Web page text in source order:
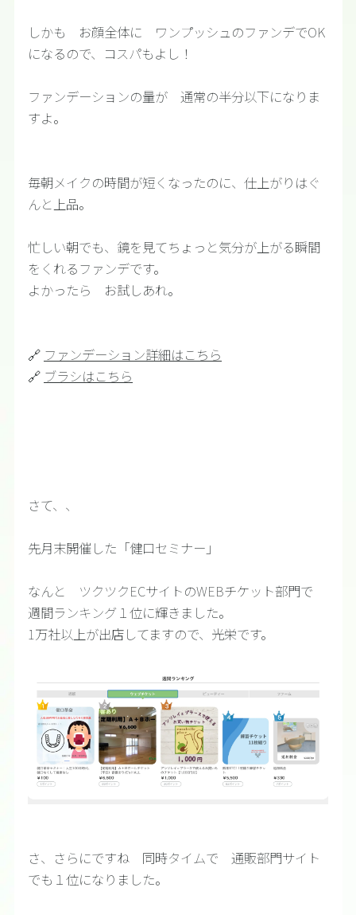
しかも お顔全体に ワンプッシュのファンデでOK
になるので、コスパもよし！
ファンデーションの量が 通常の半分以下になりま
すよ。
毎朝メイクの時間が短くなったのに、仕上がりはぐ
んと上品。
忙しい朝でも、鏡を見てちょっと気分が上がる瞬間
をくれるファンデです。
よかったら お試しあれ。
🔗 ファンデーション詳細はこちら
🔗 ブラシはこちら
さて、、
先月末開催した「健口セミナー」
なんと ツクツクECサイトのWEBチケット部門で
週間ランキング１位に輝きました。
1万社以上が出店してますので、光栄です。
さ、さらにですね 同時タイムで 通販部門サイト
でも１位になりました。